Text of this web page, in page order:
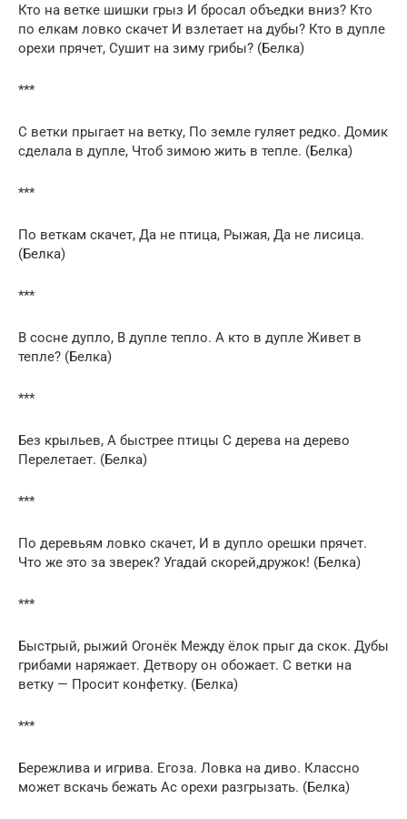
Кто на ветке шишки грыз И бросал объедки вниз? Кто
по елкам ловко скачет И взлетает на дубы? Кто в дупле
орехи прячет, Сушит на зиму грибы? (Белка)
***
С ветки прыгает на ветку, По земле гуляет редко. Домик
сделала в дупле, Чтоб зимою жить в тепле. (Белка)
***
По веткам скачет, Да не птица, Рыжая, Да не лисица.
(Белка)
***
В сосне дупло, В дупле тепло. А кто в дупле Живет в
тепле? (Белка)
***
Без крыльев, А быстрее птицы С дерева на дерево
Перелетает. (Белка)
***
По деревьям ловко скачет, И в дупло орешки прячет.
Что же это за зверек? Угадай скорей,дружок! (Белка)
***
Быстрый, рыжий Огонёк Между ёлок прыг да скок. Дубы
грибами наряжает. Детвору он обожает. С ветки на
ветку — Просит конфетку. (Белка)
***
Бережлива и игрива. Егоза. Ловка на диво. Классно
может вскачь бежать Ас орехи разгрызать. (Белка)